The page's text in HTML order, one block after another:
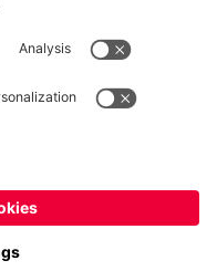
cookie
escluse
AG
51-57, 81547 Monaco
lì!
lì!